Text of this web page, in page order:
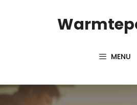
MENU